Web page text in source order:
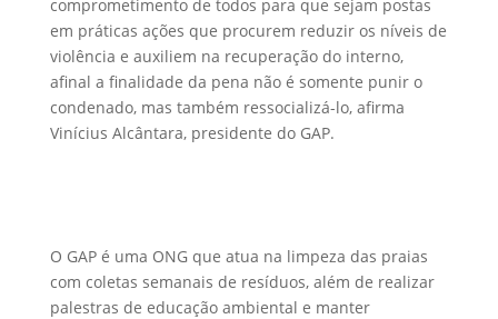
comprometimento de todos para que sejam postas
em práticas ações que procurem reduzir os níveis de
violência e auxiliem na recuperação do interno,
afinal a finalidade da pena não é somente punir o
condenado, mas também ressocializá-lo, afirma
Vinícius Alcântara, presidente do GAP.
O GAP é uma ONG que atua na limpeza das praias
com coletas semanais de resíduos, além de realizar
palestras de educação ambiental e manter